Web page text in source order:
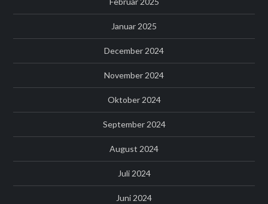
Januar 2025
December 2024
November 2024
Oktober 2024
September 2024
August 2024
Juli 2024
Juni 2024